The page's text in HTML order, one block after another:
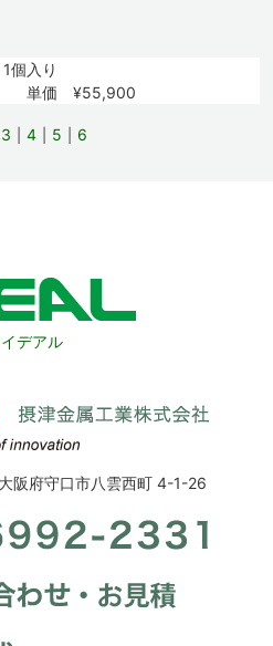
1個入り
単価 ¥55,900
3 4 5 6
デアル
府守口市八雲西町 4-1-26